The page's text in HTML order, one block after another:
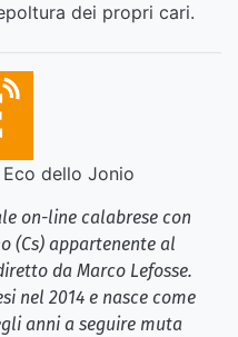
dei propri cari.
Eco dello Jonio
on-line calabrese con
(Cs) appartenente al
da Marco Lefosse.
nel 2014 e nasce come
anni a seguire muta